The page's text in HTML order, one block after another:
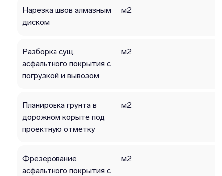
Нарезка швов алмазным
диском
м2
Разборка сущ.
асфальтного покрытия с
погрузкой и вывозом
м2
Планировка грунта в
дорожном корыте под
проектную отметку
м2
Фрезерование
асфальтного покрытия с
м2